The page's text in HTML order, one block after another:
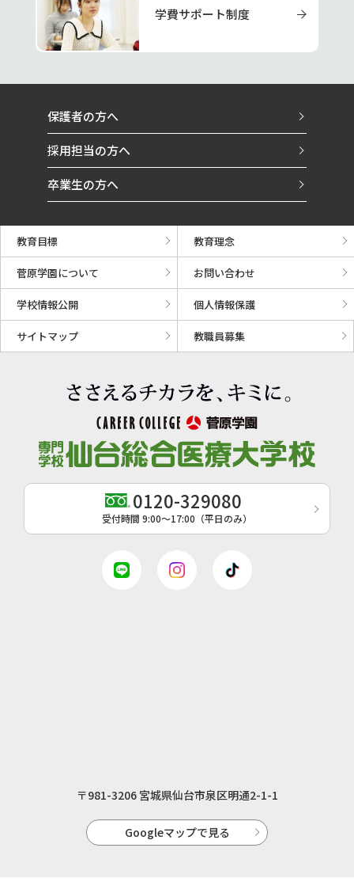
学費サポート制度
保護者の方へ
採用担当の方へ
卒業生の方へ
教育目標 教育理念
菅原学園について お問い合わせ
学校情報公開 個人情報保護
サイトマップ 教職員募集
0120-329080
受付時間 9:00〜17:00（平日のみ）
〒981-3206 宮城県仙台市泉区明通2-1-1
Googleマップで見る